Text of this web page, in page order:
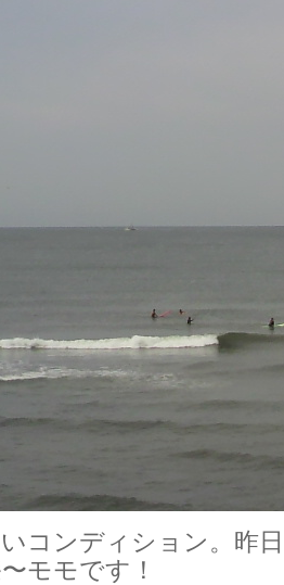
コンディション。昨
モモです！